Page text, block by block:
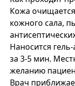
Кожа
кожного сала,
Наносится
за 3-5 мин.
желанию
Врач